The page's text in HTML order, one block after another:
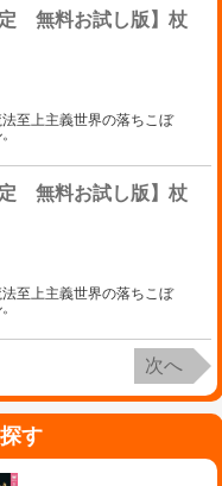
定 無料お試し版】杖
至上主義世界の落ちこぼ
定 無料お試し版】杖
至上主義世界の落ちこぼ
次へ
す